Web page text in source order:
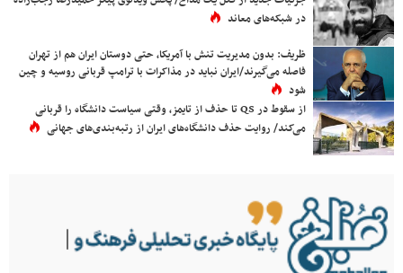
در شبکه‌های معاند
ظریف: بدون مدیریت تنش با آمریکا، حتی دوستان ایران هم از تهران
فاصله می‌گیرند/ایران نباید در مذاکرات با ترامپ قربانی روسیه و چین
شود
از سقوط در QS تا حذف از تایمز، وقتی سیاست دانشگاه را قربانی
می‌کند/ روایت حذف دانشگاه‌های ایران از رتبه‌بندی‌های جهانی